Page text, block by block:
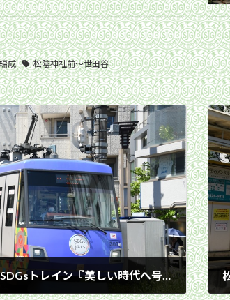
成 松陰神社前〜世田谷
松陰神社前駅を発車した307編成「SDGsトレイン『美しい時代へ号』」／2023年4月27日 松陰神社前〜若林間